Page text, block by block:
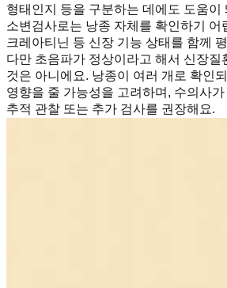
형태인지 등을 구분하는 데에도 도움이
소변검사로는 낭종 자체를 확인하기 어
크레아티닌 등 신장 기능 상태를 함께
다만 초음파가 정상이라고 해서 신장질
것은 아니에요. 낭종이 여러 개로 확인
영향을 줄 가능성을 고려하며, 수의사
추적 관찰 또는 추가 검사를 권장해요.